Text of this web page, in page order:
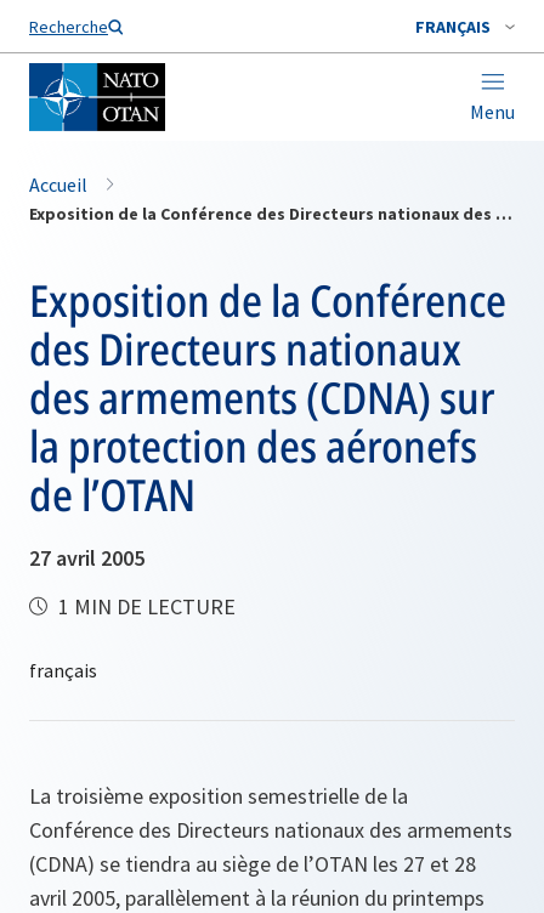
Recherche FRANÇAIS
Menu
Nom de famille*
Accueil
Exposition de la Conférence des Directeurs nationaux des armements (CDNA) sur la protection des aéronefs de l’OTAN
Exposition de la Conférence
des Directeurs nationaux
des armements (CDNA) sur
la protection des aéronefs
de l’OTAN
27 avril 2005
1 MIN DE LECTURE
La troisième exposition semestrielle de la
Conférence des Directeurs nationaux des armements
(CDNA) se tiendra au siège de l’OTAN les 27 et 28
avril 2005, parallèlement à la réunion du printemps